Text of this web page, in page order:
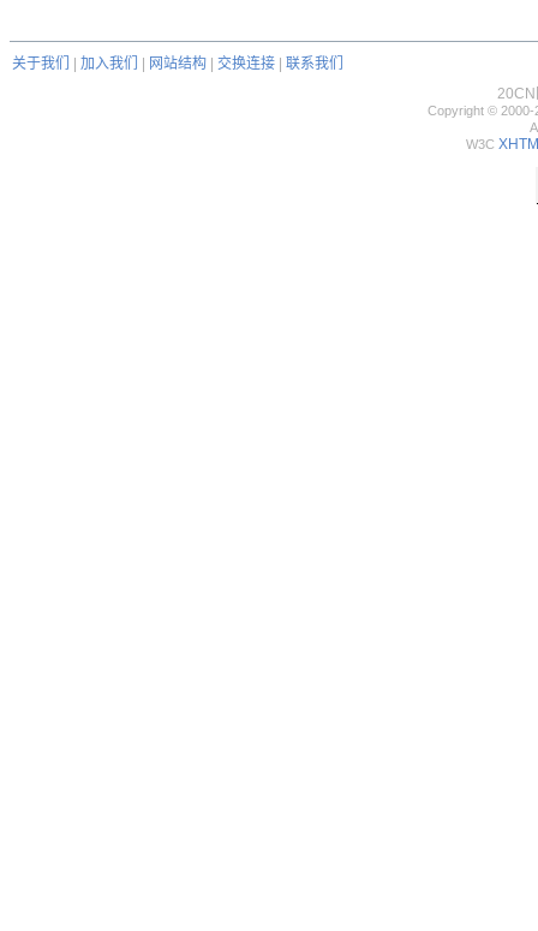
关于我们 加入我们 网站结构 交换连接
联系我们
20CN
Copyright © 2000-
W3C